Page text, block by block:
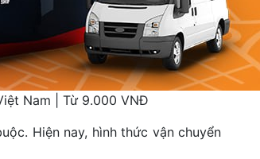
Nam | Từ 9.000 VNĐ
Hiện nay, hình thức vận chuyển